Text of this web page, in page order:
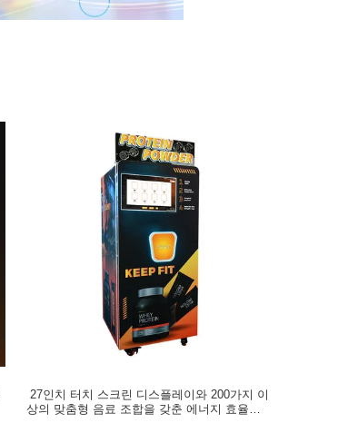
27인치 터치 스크린 디스플레이와 200가지 이
상의 맞춤형 음료 조합을 갖춘 에너지 효율적인